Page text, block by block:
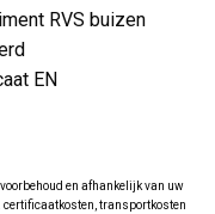
RVS buizen
EN
en afhankelijk van uw
transportkosten